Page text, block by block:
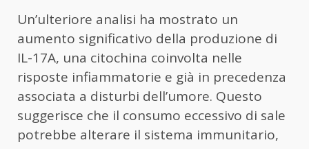
Un’ulteriore analisi ha mostrato un
aumento significativo della produzione di
IL-17A, una citochina coinvolta nelle
risposte infiammatorie e già in precedenza
associata a disturbi dell’umore. Questo
suggerisce che il consumo eccessivo di sale
potrebbe alterare il sistema immunitario,